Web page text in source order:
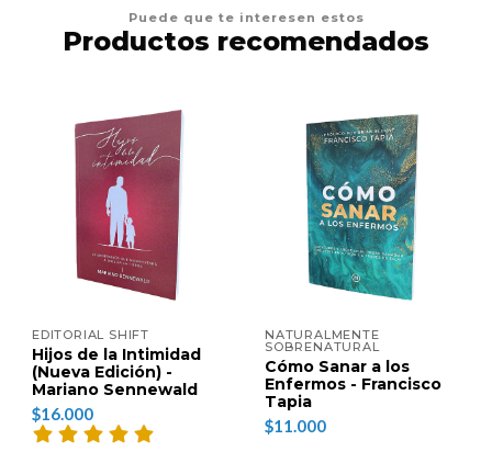
Puede que te interesen estos
Productos recomendados
EDITORIAL SHIFT
Hijos de la Intimidad
(Nueva Edición) -
Mariano Sennewald
$16.000
NATURALMENTE
SOBRENATURAL
Cómo Sanar a los
Enfermos - Francisco
Tapia
$11.000